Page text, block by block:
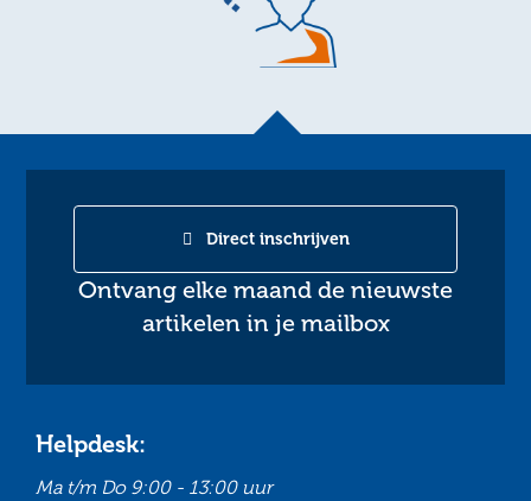
Ontvang elke maand de nieuwste
artikelen in je mailbox
Direct inschrijven
Helpdesk:
Ma t/m Do 9:00 - 13:00 uur